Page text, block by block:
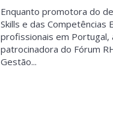
Enquanto promotora do
Skills e das Competências
profissionais em Portugal,
patrocinadora do Fórum
Gestão...